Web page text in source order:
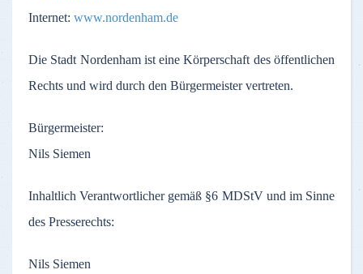
Internet: www.nordenham.de
Die Stadt Nordenham ist eine Körperschaft desöffentlichen
Rechts und wird durch den Bürgermeister vertreten.
Bürgermeister:
Nils Siemen
Inhaltlich Verantwortlicher gemäß §6 MDStVund im Sinne
des Presserechts:
Nils Siemen